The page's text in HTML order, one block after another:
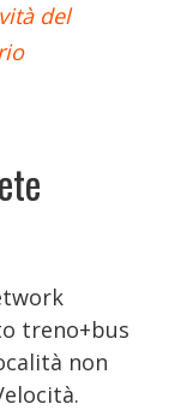
del
treno+bus
non